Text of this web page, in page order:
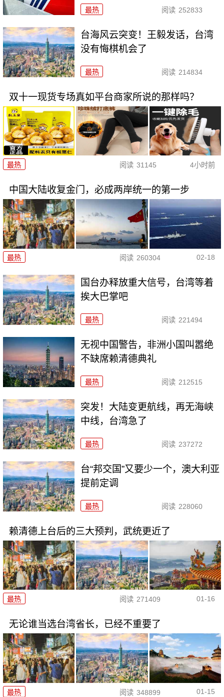
最热 阅读 252833
台海风云突变！王毅发话，台湾
没有悔棋机会了
最热 阅读 214834
双十一现货专场真如平台商家所说的那样吗？
最热 阅读 31145 4小时前
中国大陆收复金门，必成两岸统一的第一步
最热 阅读 260304 02-18
国台办释放重大信号，台湾等着
挨大巴掌吧
最热 阅读 221494
无视中国警告，非洲小国叫嚣绝
不缺席赖清德典礼
最热 阅读 212515
突发！大陆变更航线，再无海峡
中线，台湾急了
最热 阅读 237272
台“邦交国”又要少一个，澳大利亚
提前定调
最热 阅读 228060
赖清德上台后的三大预判，武统更近了
最热 阅读 271409 01-16
无论谁当选台湾省长，已经不重要了
最热 阅读 348899 01-15